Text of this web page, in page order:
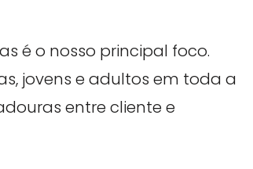
é o nosso principal foco.
jovens e adultos em toda a
entre cliente e